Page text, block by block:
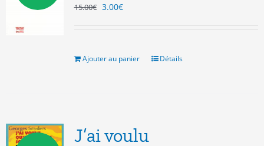
15.00€ Le
15.00€.
3.00€Le
3.00€.
Ajouter au panier Détails
J’ai voulu